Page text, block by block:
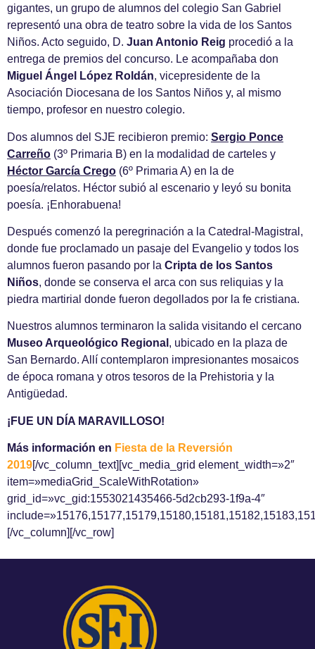
gigantes, un grupo de alumnos del colegio San Gabriel
representó una obra de teatro sobre la vida de los Santos
Niños. Acto seguido, D. Juan Antonio Reig procedió a la
entrega de premios del concurso. Le acompañaba don
Miguel Ángel López Roldán, vicepresidente de la
Asociación Diocesana de los Santos Niños y, al mismo
tiempo, profesor en nuestro colegio.
Dos alumnos del SJE recibieron premio: Sergio Ponce
Carreño (3º Primaria B) en la modalidad de carteles y
Héctor García Crego (6º Primaria A) en la de
poesía/relatos. Héctor subió al escenario y leyó su bonita
poesía. ¡Enhorabuena!
Después comenzó la peregrinación a la Catedral-Magistral,
donde fue proclamado un pasaje del Evangelio y todos los
alumnos fueron pasando por la Cripta de los Santos
Niños, donde se conserva el arca con sus reliquias y la
piedra martirial donde fueron degollados por la fe cristiana.
Nuestros alumnos terminaron la salida visitando el cercano
Museo Arqueológico Regional , ubicado en la plaza de
San Bernardo. Allí contemplaron impresionantes mosaicos
de época romana y otros tesoros de la Prehistoria y la
Antigüedad.
¡FUE UN DÍA MARAVILLOSO!
Más información en Fiesta de la Reversión
2019[/vc_column_text][vc_media_grid element_width=»2″
item=»mediaGrid_ScaleWithRotation»
grid_id=»vc_gid:1553021435466-5d2cb293-1f9a-4″
[/vc_column][/vc_row]